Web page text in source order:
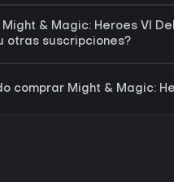
Might & Magic: Heroes VI
otras suscripciones?
comprar Might & Magic: